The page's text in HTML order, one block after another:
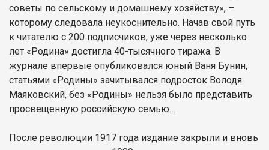
советы по сельскому и домашнему хозяйству», –
которому следовала неукоснительно. Начав свой путь
к читателю с 200 подписчиков, уже через несколько
лет «Родина» достигла 40-тысячного тиража. В
журнале впервые опубликовался юный Ваня Бунин,
статьями «Родины» зачитывался подросток Володя
Маяковский, без «Родины» нельзя было представить
просвещенную российскую семью…
После революции 1917 года издание закрыли и вновь